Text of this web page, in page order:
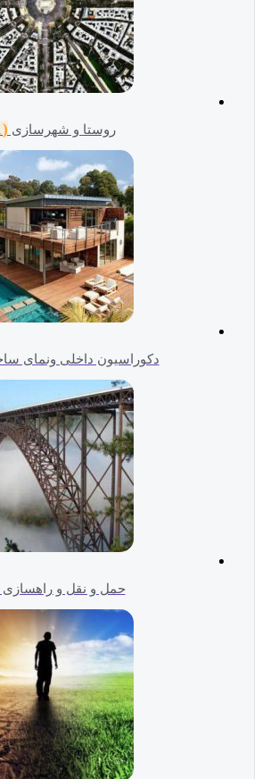
روستا و شهرسازی(271)
دکوراسیون داخلی ونمای ساختمان(140)
حمل و نقل و راهسازی (265)